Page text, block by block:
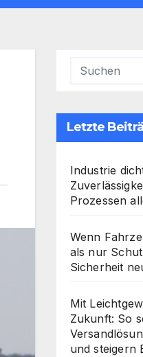
Letzte
Industrie
Prozessen
Wenn
als nur
Sicherheit
Mit
Zukunft: So
und steigern